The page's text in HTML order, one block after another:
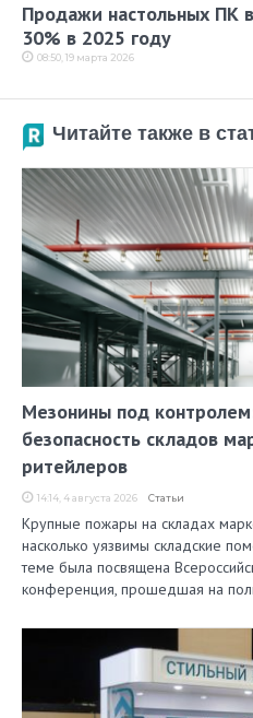
Продажи настольных ПК
30% в 2025 году
08:50, 19 марта 2026
Читайте также в
Мезонины под
безопасность складов
ритейлеров
14:14, 4 августа 2026 Статьи
Крупные пожары на складах
насколько уязвимы складские
теме была посвящена
конференция, прошедшая на